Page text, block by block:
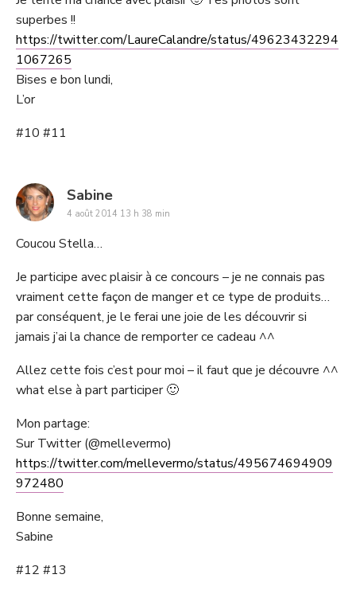
superbes !!
https://twitter.com/LaureCalandre/status/49623432294
1067265
Bises e bon lundi,
L’or
#10 #11
Sabinesays:
4 août 2014 13 h 38 min
Coucou Stella…
Je participe avec plaisir à ce concours – je ne connais pas
vraiment cette façon de manger et ce type de produits…
par conséquent, je le ferai une joie de les découvrir si
jamais j’ai la chance de remporter ce cadeau ^^
Allez cette fois c’est pour moi – il faut que je découvre ^^
what else à part participer 🙂
Mon partage:
Sur Twitter (@mellevermo)
https://twitter.com/mellevermo/status/495674694909
972480
Bonne semaine,
Sabine
#12 #13